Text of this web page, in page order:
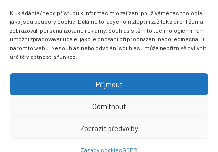
K ukládání a/nebo přístupu k informacím o zařízení používáme technologie,
jako jsou soubory cookie. Děláme to, abychom zlepšili zážitek z prohlížení a
zobrazovali personalizované reklamy. Souhlas s těmito technologiemi nám
umožní zpracovávat údaje, jako je chování při procházení nebo jedinečná ID
na tomto webu. Nesouhlas nebo odvolání souhlasu může nepříznivě ovlivnit
určité vlastnosti a funkce.
Přijmout
Odmítnout
Zobrazit předvolby
Zásady cookiesGDPR
LINGUA UNIVERSAL soukromá základní škola a mateřská škola
s.r.o.
Sovova 2
412 01 Litoměřice
+420 416 733 690
datová schránka: 3vnipkd
Než zazvoní, s.r.o.